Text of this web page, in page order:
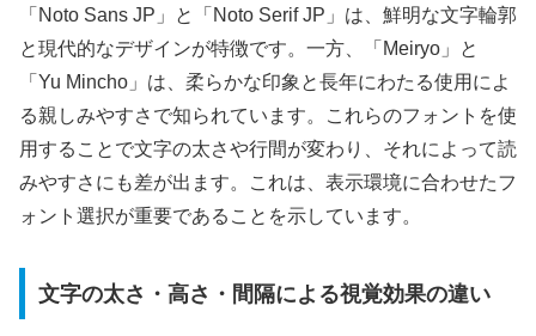
「Noto Sans JP」と「Noto Serif JP」は、鮮明な文字輪郭
と現代的なデザインが特徴です。一方、「Meiryo」と
「Yu Mincho」は、柔らかな印象と長年にわたる使用によ
る親しみやすさで知られています。これらのフォントを使
用することで文字の太さや行間が変わり、それによって読
みやすさにも差が出ます。これは、表示環境に合わせたフ
ォント選択が重要であることを示しています。
文字の太さ・高さ・間隔による視覚効果の違い